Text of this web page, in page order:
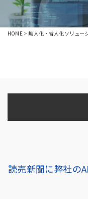
HOME>無人化・省人化ソリュー
読売新聞に弊社の